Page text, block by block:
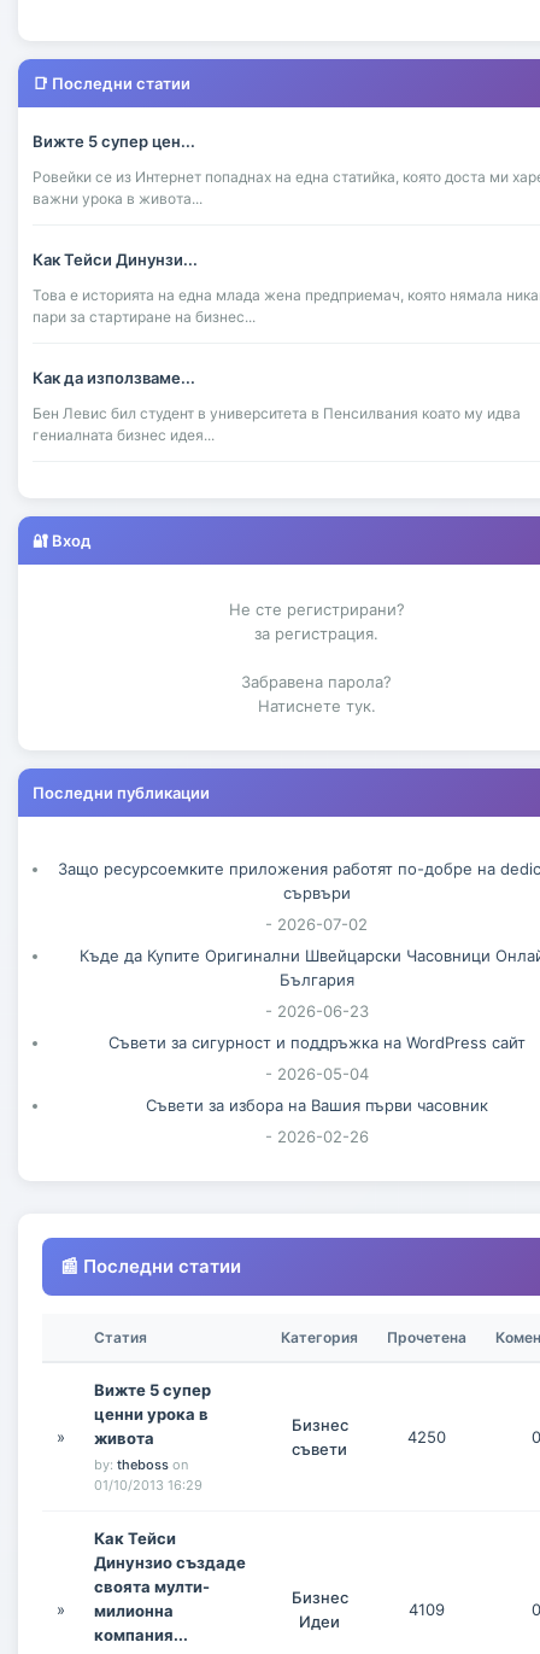
📑 Последни статии
Вижте 5 супер цен...
Ровейки се из Интернет попаднах на една статийка, която доста ми
важни урока в живота...
Как Тейси Динунзи...
Това е историята на една млада жена предприемач, която нямала
пари за стартиране на бизнес...
Как да използваме...
Бен Левис бил студент в университета в Пенсилвания коато му идва
гениалната бизнес идея...
Как Зак Уъркман с...
Зак Уъркман бил обикновено американско момче учещо в
Индиана...
Браян Лаурангрокс си имал хоби да продава разни неща по Интернет...
🔐 Вход
Не сте регистрирани?
за регистрация.
Забравена парола?
Натиснете тук.
Последни публикации
Защо ресурсоемките приложения работят по-добре на
сървъри
- 2026-07-02
Къде да Купите Оригинални Швейцарски Часовници
България
- 2026-06-23
Съвети за сигурност и поддръжка на WordPress сайт
- 2026-05-04
Съвети за избора на Вашия първи часовник
- 2026-02-26
📰 Последни статии
Статия Категория Прочетена
»
Вижте 5 супер
ценни урока в
живота
by: theboss on
01/10/2013 16:29
Бизнес
съвети
4250 0
»
Как Тейси
Динунзио създаде
своята мулти-
милионна
компания...
Бизнес
Идеи
4109 0